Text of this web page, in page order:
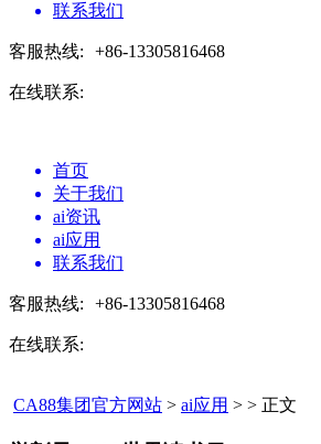
联系我们
客服热线: +86-13305816468
在线联系:
首页
关于我们
ai资讯
ai应用
联系我们
客服热线: +86-13305816468
在线联系:
CA88集团官方网站 > ai应用 > > 正文